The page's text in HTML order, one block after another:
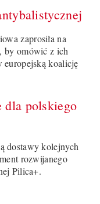
zaprosiła na
by omówić z ich
europejską koalicję
dla polskiego
dostawy kolejnych
rozwijanego
Pilica+.